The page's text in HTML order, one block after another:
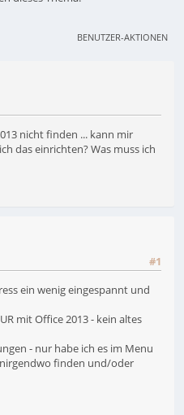
BENUTZER-AKTIONEN
nicht finden ... kann mir
das einrichten? Was muss ich
#1
ein wenig eingespannt und
mit Office 2013 - kein altes
- nur habe ich es im Menu
finden und/oder